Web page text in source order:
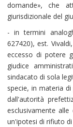
domande», che
giurisdizionale del
- in termini
627420), est.
eccesso di potere
giudice
sindacato di sola
specie, in materia
dall'autorità
esclusivamente
un'ipotesi di rifiuto di